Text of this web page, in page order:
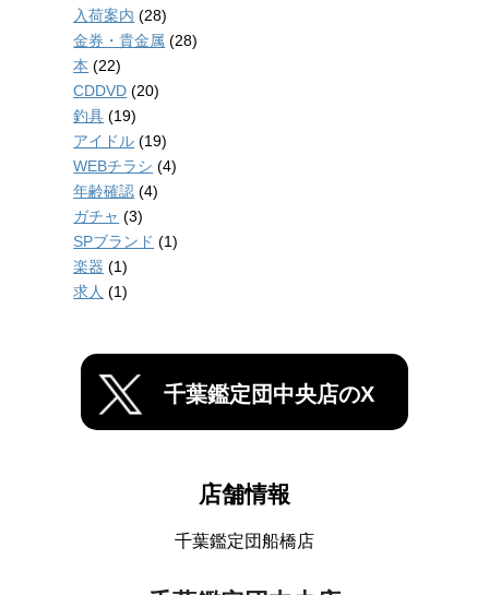
入荷案内 (28)
金券・貴金属 (28)
本 (22)
CDDVD (20)
釣具 (19)
アイドル (19)
WEBチラシ (4)
年齢確認 (4)
ガチャ (3)
SPブランド (1)
楽器 (1)
求人 (1)
千葉鑑定団中央店のX
店舗情報
千葉鑑定団船橋店